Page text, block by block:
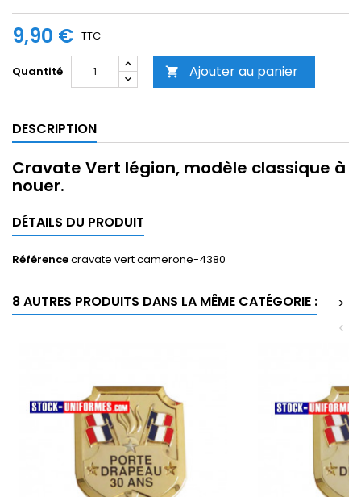
9,90 € TTC
Quantité  Ajouter au panier
DESCRIPTION
Cravate Vert légion, modèle classique à
nouer.
DÉTAILS DU PRODUIT
Référencecravate vert camerone-4380
8 AUTRES PRODUITS DANS LA MÊME CATÉGORIE :
>
<